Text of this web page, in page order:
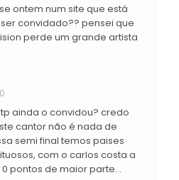
ontem num site que está
convidado?? pensei que
perde um grande artista
ainda o convidou? credo
cantor não é nada de
semi final temos paises
com o carlos costa a
pontos de maior parte...